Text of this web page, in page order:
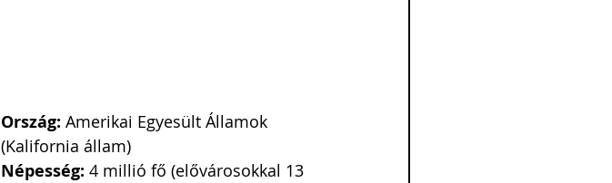
Ország: Amerikai Egyesült Államok
(Kalifornia állam)
Népesség: 4 millió fő (elővárosokkal 13